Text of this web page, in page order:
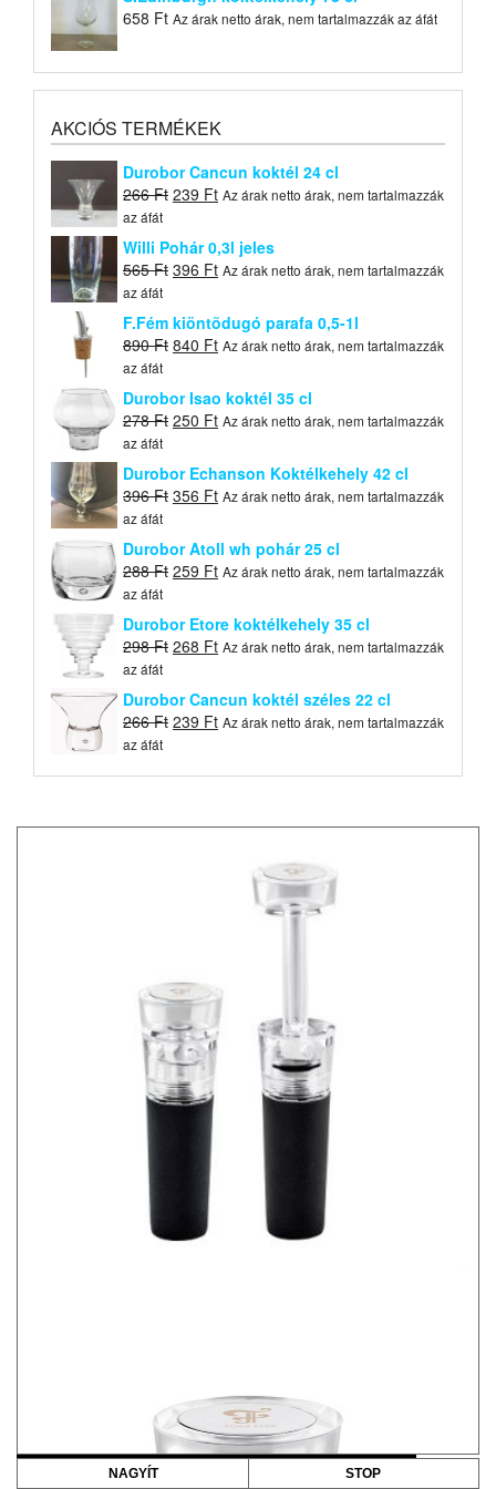
658 Ft Az árak netto árak, nem tartalmazzák az áfát
AKCIÓS TERMÉKEK
Durobor Cancun koktél 24 cl
266Ft Original
was:
266 Ft.
239 FtCurrent
is:
239 Ft.
Az árak netto árak, nem tartalmazzák
az áfát
Willi Pohár 0,3l jeles
565Ft Original
was:
565 Ft.
396 FtCurrent
is:
396 Ft.
Az árak netto árak, nem tartalmazzák
az áfát
F.Fém kiöntõdugó parafa 0,5-1l
890Ft Original
was:
890 Ft.
840 FtCurrent
is:
840 Ft.
Az árak netto árak, nem tartalmazzák
az áfát
Durobor Isao koktél 35 cl
278Ft Original
was:
278 Ft.
250 FtCurrent
250 Ft.
Az árak netto árak, nem tartalmazzák
az áfát
Durobor Echanson Koktélkehely 42 cl
396Ft Original
was:
396 Ft.
356 FtCurrent
is:
356 Ft.
Az árak netto árak, nem tartalmazzák
az áfát
Durobor Atoll wh pohár 25 cl
288Ft Original
was:
288 Ft.
259 FtCurrent
259 Ft.
Az árak netto árak, nem tartalmazzák
az áfát
Durobor Etore koktélkehely 35 cl
298Ft Original
was:
298 Ft.
268 FtCurrent
268 Ft.
Az árak netto árak, nem tartalmazzák
az áfát
Durobor Cancun koktél széles 22 cl
266Ft Original
239 FtCurrent
Az árak netto árak, nem tartalmazzák
az áfát
NAGYÍT STOP